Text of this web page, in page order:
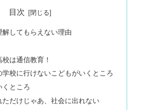
目次
してもらえない理由
は通信教育！
校に行けないこどもがいくところ
ところ
だけじゃあ、社会に出れない